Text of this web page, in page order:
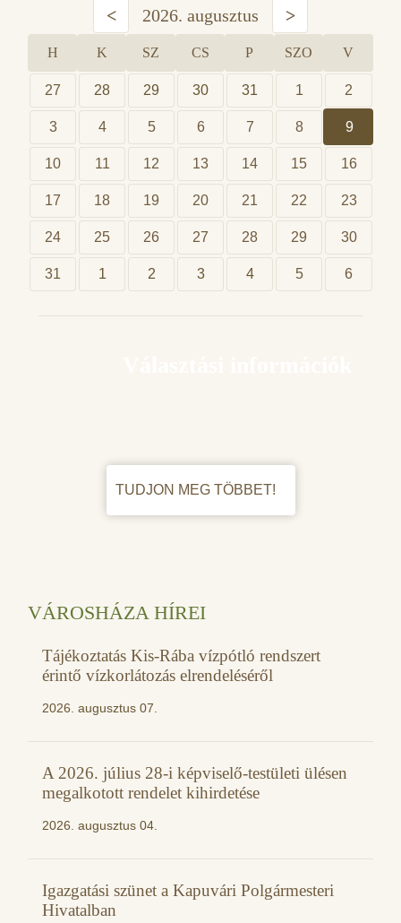
< 2026. augusztus >
H K SZ CS P SZO V
27 28 29 30 31 1 2
3 4 5 6 7 8 9
10 11 12 13 14 15 16
17 18 19 20 21 22 23
24 25 26 27 28 29 30
31 1 2 3 4 5 6
TUDJON MEG TÖBBET!
VÁROSHÁZA HÍREI
Tájékoztatás Kis-Rába vízpótló rendszert
érintő vízkorlátozás elrendeléséről
2026. augusztus 07.
A 2026. július 28-i képviselő-testületi ülésen
megalkotott rendelet kihirdetése
2026. augusztus 04.
Igazgatási szünet a Kapuvári Polgármesteri
Hivatalban